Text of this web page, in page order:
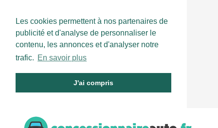
Les cookies permettent à nos partenaires de
publicité et d'analyse de personnaliser le
contenu, les annonces et d'analyser notre
trafic. En savoir plus
J'ai compris